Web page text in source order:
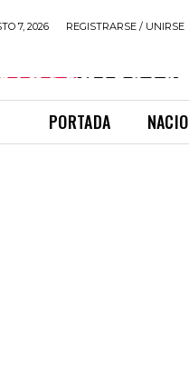
7, 2026 REGISTRARSE / UNIRSE
PORTADA